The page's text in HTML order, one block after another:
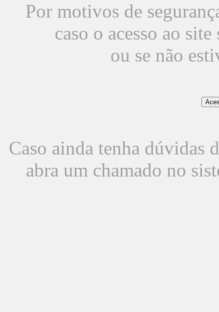
Por motivos de
caso o acesso ao
ou se não
Caso ainda tenha dúvidas
abra um chamado no